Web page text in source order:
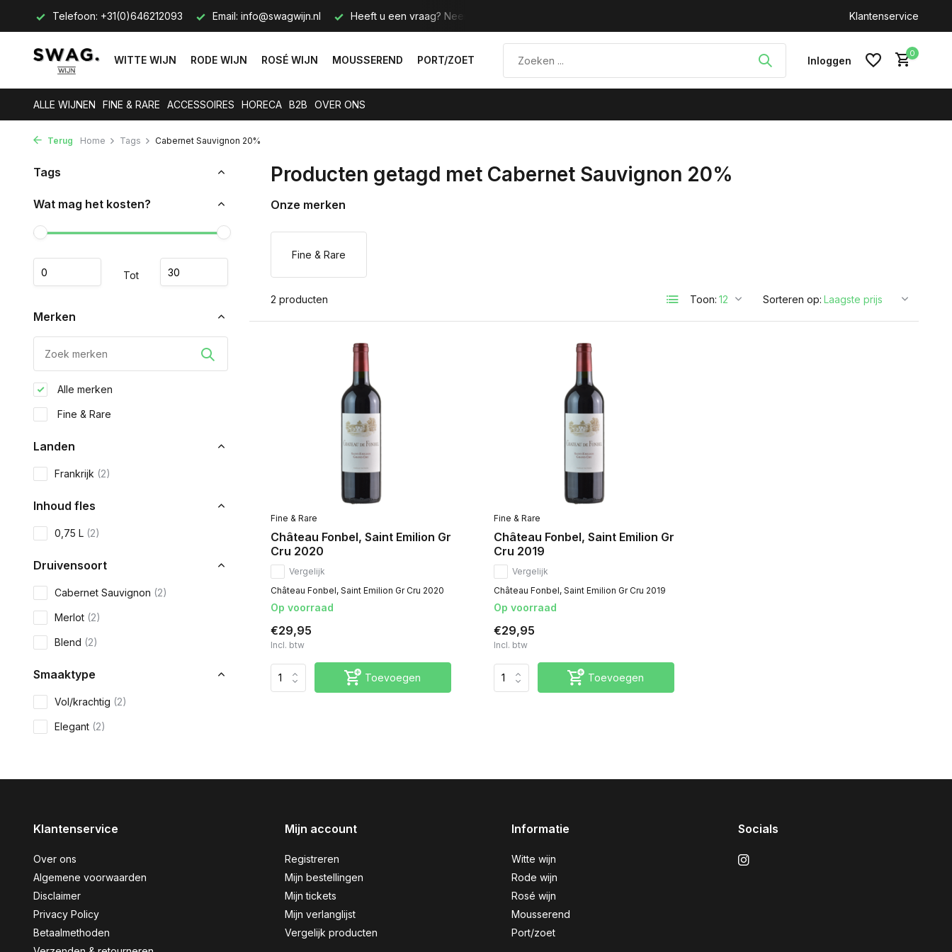
Telefoon: +31(0)646212093 Email: info@swagwijn.nl Heeft u een vraag? Neem contact met ons op. Klantenservice
WITTE WIJN RODE WIJN ROSÉ WIJN MOUSSEREND PORT/ZOET Inloggen
0
ALLE WIJNEN FINE & RARE ACCESSOIRES HORECA B2B OVER ONS
Terug Home Tags Cabernet Sauvignon 20%
Tags
Wat mag het kosten?
Tot
Merken
Alle merken
Fine & Rare
Landen
Frankrijk (2)
Inhoud fles
0,75 L (2)
Druivensoort
Cabernet Sauvignon (2)
Merlot (2)
Blend (2)
Smaaktype
Vol/krachtig (2)
Elegant (2)
Producten getagd met Cabernet Sauvignon 20%
Onze merken
Fine & Rare
2 producten Toon: Sorteren op:
Fine & Rare
Château Fonbel, Saint Emilion Gr
Cru 2020
Vergelijk
Château Fonbel, Saint Emilion Gr Cru 2020
Op voorraad
€29,95
Incl. btw
Toevoegen
Fine & Rare
Château Fonbel, Saint Emilion Gr
Cru 2019
Vergelijk
Château Fonbel, Saint Emilion Gr Cru 2019
Op voorraad
€29,95
Incl. btw
Toevoegen
Klantenservice
Over ons
Algemene voorwaarden
Disclaimer
Privacy Policy
Betaalmethoden
Mijn account
Registreren
Mijn bestellingen
Mijn tickets
Mijn verlanglijst
Vergelijk producten
Informatie
Witte wijn
Rode wijn
Rosé wijn
Mousserend
Port/zoet
Socials